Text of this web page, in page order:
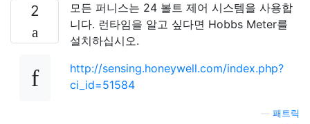
2
모든 퍼니스는 24 볼트 제어 시스템을 사용합
니다. 런타임을 알고 싶다면 Hobbs Meter를
설치하십시오.
http://sensing.honeywell.com/index.php?
ci_id=51584
패트릭